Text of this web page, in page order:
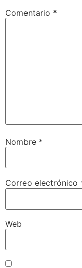
Comentario *
Nombre *
Correo electrónico
Web